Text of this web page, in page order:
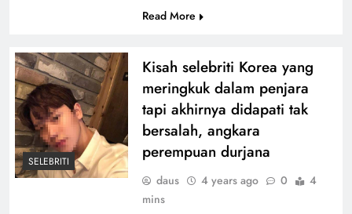
Read More
SELEBRITI
Kisah selebriti Korea yang
meringkuk dalam penjara
tapi akhirnya didapati tak
bersalah, angkara
perempuan durjana
daus 4 years ago 0
4
mins